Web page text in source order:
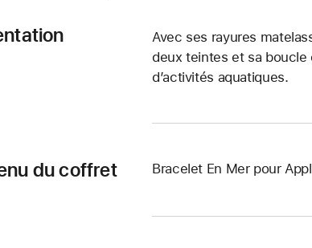
Avec ses rayures
deux teintes et sa boucle
d’activités aquatiques.
du coffret Bracelet En Mer pour